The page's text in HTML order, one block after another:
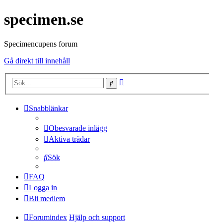
specimen.se
Specimencupens forum
Gå direkt till innehåll
Sök
Snabblänkar
Obesvarade inlägg
Aktiva trådar
Sök
FAQ
Logga in
Bli medlem
Forumindex Hjälp och support